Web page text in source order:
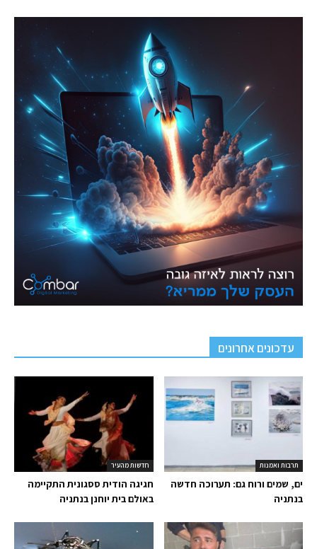
עדכונים אחרונים
חדשות מהעיר
חגיגה הודית ססגונית התקיימה
באולם בית יוחנן בנתניה
תרבות ואמנות
ים, שמים ורוח גם: תערוכה חדשה
בנתניה